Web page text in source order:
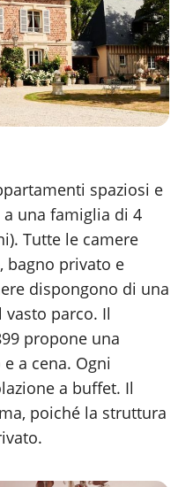
spaziosi e
una famiglia di 4
Tutte le camere
bagno privato e
dispongono di una
vasto parco. Il
propone una
a cena. Ogni
a buffet. Il
poiché la struttura